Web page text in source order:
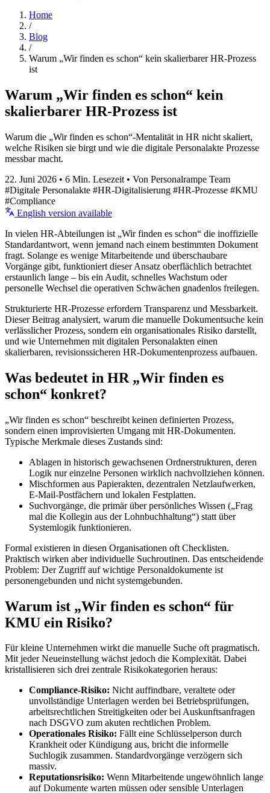
Home
/
Blog
/
Warum „Wir finden es schon“ kein skalierbarer HR-Prozess
ist
Warum „Wir finden es schon“ kein
skalierbarer HR-Prozess ist
Warum die „Wir finden es schon“-Mentalität in HR nicht skaliert,
welche Risiken sie birgt und wie die digitale Personalakte Prozesse
messbar macht.
22. Juni 2026 • 6 Min. Lesezeit • Von Personalrampe Team
#Digitale Personalakte #HR-Digitalisierung #HR-Prozesse #KMU
#Compliance
English version available
In vielen HR-Abteilungen ist „Wir finden es schon“ die inoffizielle
Standardantwort, wenn jemand nach einem bestimmten Dokument
fragt. Solange es wenige Mitarbeitende und überschaubare
Vorgänge gibt, funktioniert dieser Ansatz oberflächlich betrachtet
erstaunlich lange – bis ein Audit, schnelles Wachstum oder
personelle Wechsel die operativen Schwächen gnadenlos freilegen.
Strukturierte HR-Prozesse erfordern Transparenz und Messbarkeit.
Dieser Beitrag analysiert, warum die manuelle Dokumentsuche kein
verlässlicher Prozess, sondern ein organisationales Risiko darstellt,
und wie Unternehmen mit digitalen Personalakten einen
skalierbaren, revisionssicheren HR-Dokumentenprozess aufbauen.
Was bedeutet in HR „Wir finden es
schon“ konkret?
„Wir finden es schon“ beschreibt keinen definierten Prozess,
sondern einen improvisierten Umgang mit HR-Dokumenten.
Typische Merkmale dieses Zustands sind:
Ablagen in historisch gewachsenen Ordnerstrukturen, deren
Logik nur einzelne Personen wirklich nachvollziehen können.
Mischformen aus Papierakten, dezentralen Netzlaufwerken,
E-Mail-Postfächern und lokalen Festplatten.
Suchvorgänge, die primär über persönliches Wissen („Frag
mal die Kollegin aus der Lohnbuchhaltung“) statt über
Systemlogik funktionieren.
Formal existieren in diesen Organisationen oft Checklisten.
Praktisch wirken aber individuelle Suchroutinen. Das entscheidende
Problem: Der Zugriff auf wichtige Personaldokumente ist
personengebunden und nicht systemgebunden.
Warum ist „Wir finden es schon“ für
KMU ein Risiko?
Für kleine Unternehmen wirkt die manuelle Suche oft pragmatisch.
Mit jeder Neueinstellung wächst jedoch die Komplexität. Dabei
kristallisieren sich drei zentrale Risikokategorien heraus:
Compliance-Risiko: Nicht auffindbare, veraltete oder
unvollständige Unterlagen werden bei Betriebsprüfungen,
arbeitsrechtlichen Streitigkeiten oder bei Auskunftsanfragen
nach DSGVO zum akuten rechtlichen Problem.
Operationales Risiko: Fällt eine Schlüsselperson durch
Krankheit oder Kündigung aus, bricht die informelle
Suchlogik zusammen. Standardvorgänge verzögern sich
massiv.
Reputationsrisiko: Wenn Mitarbeitende ungewöhnlich lange
auf Dokumente warten müssen oder sensible Unterlagen